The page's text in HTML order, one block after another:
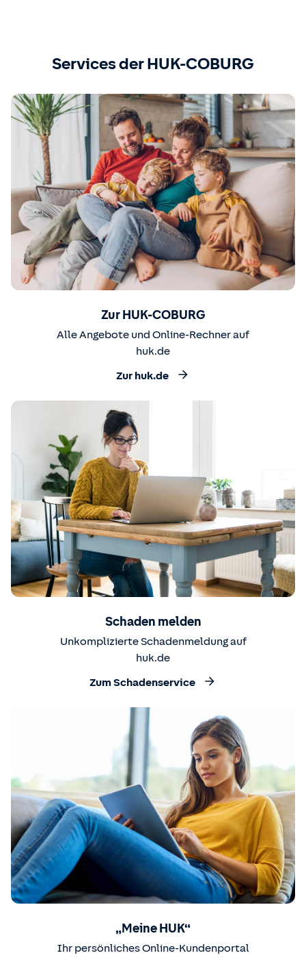
Services der HUK-COBURG
Zur HUK-COBURG
Alle Angebote und Online-Rechner auf
huk.de
Zur huk.de
Schaden melden
Unkomplizierte Schadenmeldung auf
huk.de
Zum Schadenservice
„Meine HUK“
Ihr persönliches Online-Kundenportal